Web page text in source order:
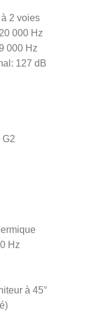
2 voies
000 Hz
000 Hz
127 dB
Hz
à 45°